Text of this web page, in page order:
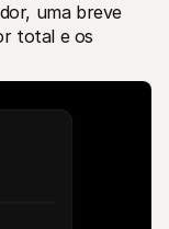
uma breve
total e os